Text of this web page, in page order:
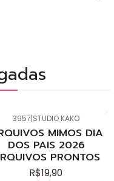
3957|STUDIO KAKO
MIMOS DIA
DOS PAIS 2026
PRONTOS
R$19,90